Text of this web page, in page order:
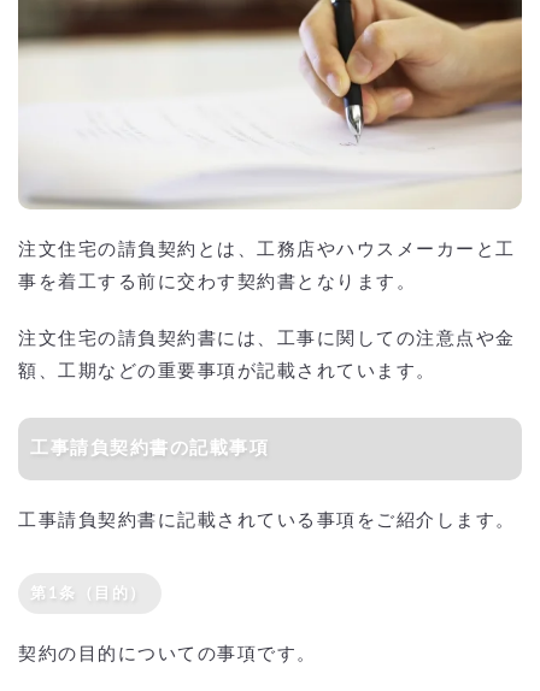
注文住宅の請負契約とは、工務店やハウスメーカーと工
事を着工する前に交わす契約書となります。
注文住宅の請負契約書には、工事に関しての注意点や金
額、工期などの重要事項が記載されています。
工事請負契約書の記載事項
工事請負契約書に記載されている事項をご紹介します。
第1条（目的）
契約の目的についての事項です。